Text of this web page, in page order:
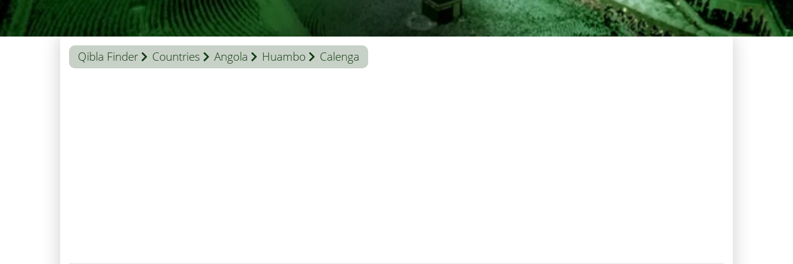
Qibla Finder Countries Angola Huambo Calenga